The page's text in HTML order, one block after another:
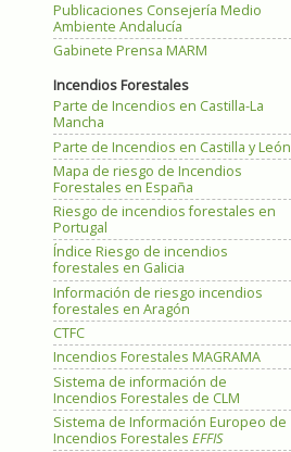
Publicaciones Consejería Medio
Ambiente Andalucía
Gabinete Prensa MARM
Incendios Forestales
Parte de Incendios en Castilla-La
Mancha
Parte de Incendios en Castilla y León
Mapa de riesgo de Incendios
Forestales en España
Riesgo de incendios forestales en
Portugal
Índice Riesgo de incendios
forestales en Galicia
Información de riesgo incendios
forestales en Aragón
CTFC
Incendios Forestales MAGRAMA
Sistema de información de
Incendios Forestales de CLM
Sistema de Información Europeo de
Incendios Forestales EFFIS